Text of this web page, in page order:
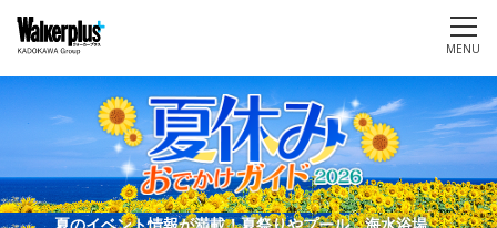
MENU
夏のイベント情報が満載！夏祭りやプール、海水浴場、